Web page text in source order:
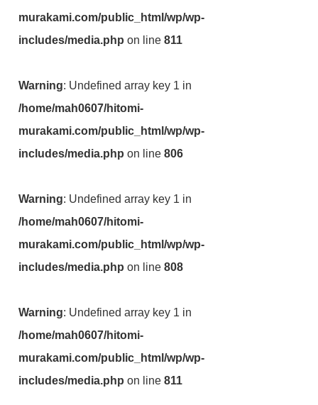
murakami.com/public_html/wp/wp-
includes/media.php on line811
Warning: Undefined array key 1 in
/home/mah0607/hitomi-
murakami.com/public_html/wp/wp-
includes/media.php on line806
Warning: Undefined array key 1 in
/home/mah0607/hitomi-
murakami.com/public_html/wp/wp-
includes/media.php on line808
Warning: Undefined array key 1 in
/home/mah0607/hitomi-
murakami.com/public_html/wp/wp-
includes/media.php on line811